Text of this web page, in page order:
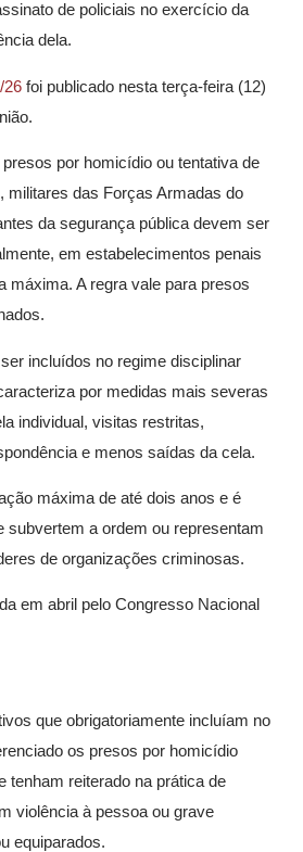
de policiais no exercício da
dela.
26 foi publicado nesta terça-feira (12)
por homicídio ou tentativa de
militares das Forças Armadas do
da segurança pública devem ser
em estabelecimentos penais
máxima. A regra vale para presos
incluídos no regime disciplinar
por medidas mais severas
individual, visitas restritas,
e menos saídas da cela.
máxima de até dois anos e é
subvertem a ordem ou representam
de organizações criminosas.
em abril pelo Congresso Nacional
que obrigatoriamente incluíam no
os presos por homicídio
tenham reiterado na prática de
violência à pessoa ou grave
equiparados.